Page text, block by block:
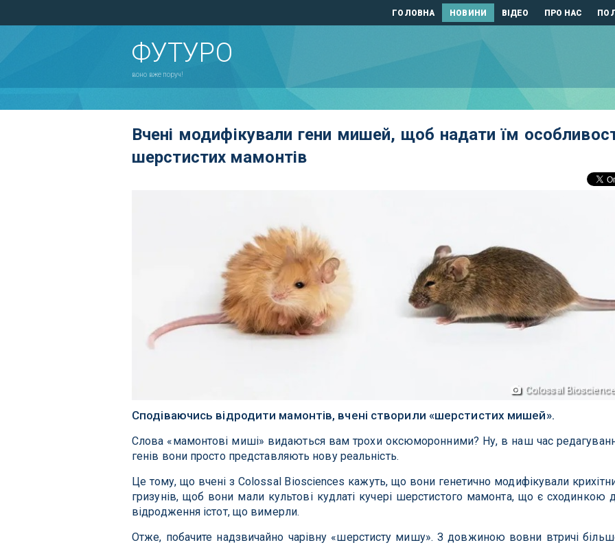
ГОЛОВНА НОВИНИ ВІДЕО ПРО НАС
ФУТУРО
воно вже поруч!
Вчені модифікували гени мишей, щоб надати їм
шерстистих мамонтів
Colossal
Сподіваючись відродити мамонтів, вчені створили «шерстистих мишей».
Слова «мамонтові миші» видаються вам трохи оксюморонними? Ну, в наш час
генів вони просто представляють нову реальність.
Це тому, що вчені з Colossal Biosciences кажуть, що вони генетично модифікували
гризунів, щоб вони мали культові кудлаті кучері шерстистого мамонта, що є сходинкою
відродження істот, що вимерли.
Отже, побачите надзвичайно чарівну «шерстисту мишу». З довжиною вовни втричі